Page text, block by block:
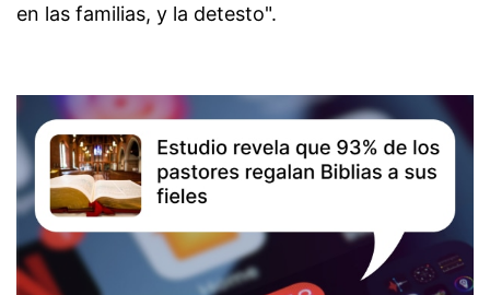
en las familias, y la detesto".